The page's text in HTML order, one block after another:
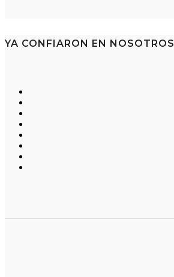
YA CONFIARON EN NOSOTROS